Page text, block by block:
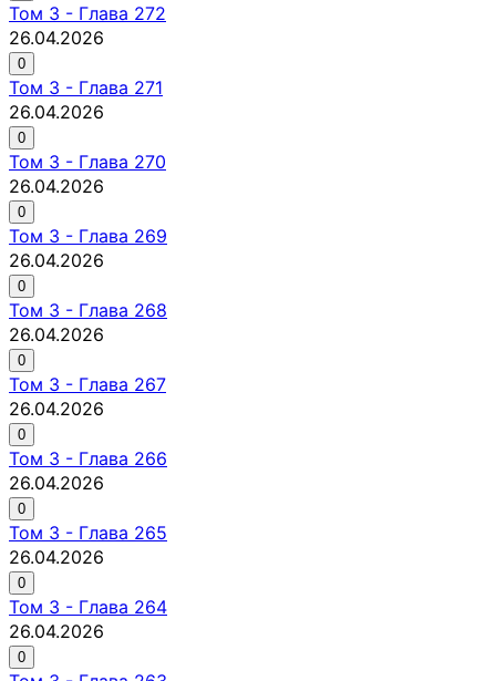
Том 3 - Глава 272
26.04.2026
0
Том 3 - Глава 271
26.04.2026
0
Том 3 - Глава 270
26.04.2026
0
Том 3 - Глава 269
26.04.2026
0
Том 3 - Глава 268
26.04.2026
0
Том 3 - Глава 267
26.04.2026
0
Том 3 - Глава 266
26.04.2026
0
Том 3 - Глава 265
26.04.2026
0
Том 3 - Глава 264
26.04.2026
0